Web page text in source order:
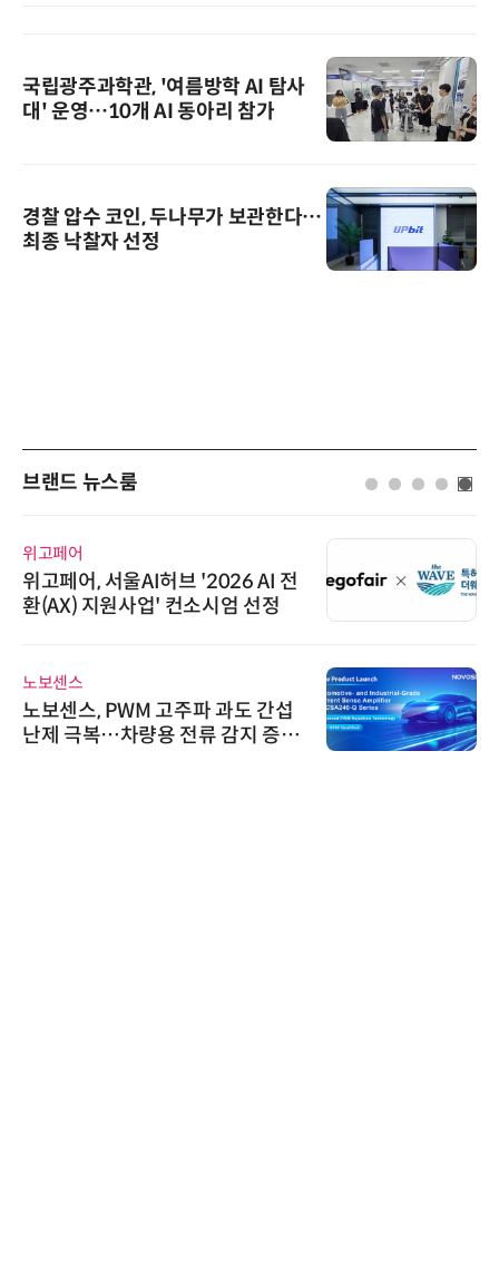
국립광주과학관, '여름방학 AI 탐사
대' 운영…10개 AI 동아리 참가
경찰 압수 코인, 두나무가 보관한다…
최종 낙찰자 선정
브랜드 뉴스룸
위고페어
위고페어, 서울AI허브 '2026 AI 전
환(AX) 지원사업' 컨소시엄 선정
노보센스
노보센스, PWM 고주파 과도 간섭
난제 극복…차량용 전류 감지 증폭